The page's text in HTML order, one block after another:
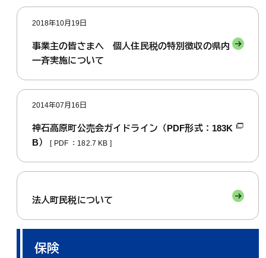
2018年10月19日
事業主の皆さまへ 個人住民税の特別徴収の県内
一斉実施について
2014年07月16日
神石高原町公売会ガイドライン（PDF形式：183K
B）[ PDF ：182.7 KB ]
法人町民税について
保険